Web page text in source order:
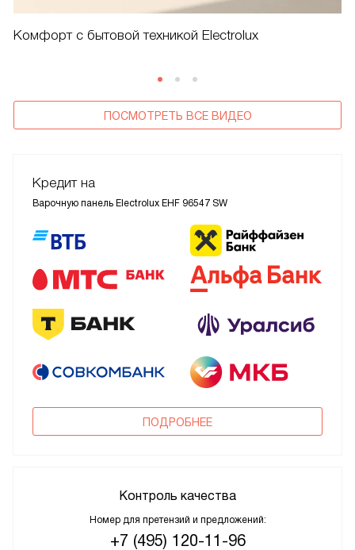
Комфорт с бытовой техникой Electrolux
ПОСМОТРЕТЬ ВСЕ ВИДЕО
Кредит на
Варочную панель Electrolux EHF 96547 SW
ПОДРОБНЕЕ
Контроль качества
Номер для претензий и предложений:
+7 (495) 120-11-96